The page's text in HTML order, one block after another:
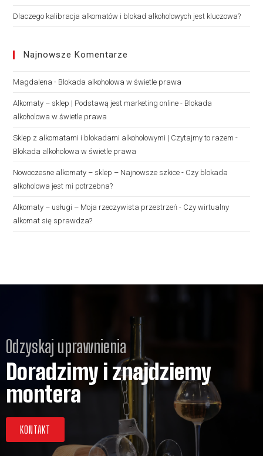
Dlaczego kalibracja alkomatów i blokad alkoholowych jest kluczowa?
Najnowsze Komentarze
Magdalena - Blokada alkoholowa w świetle prawa
Alkomaty – sklep | Podstawą jest marketing online - Blokada
alkoholowa w świetle prawa
Sklep z alkomatami i blokadami alkoholowymi | Czytajmy to razem -
Blokada alkoholowa w świetle prawa
Nowoczesne alkomaty – sklep – Najnowsze szkice - Czy blokada
alkoholowa jest mi potrzebna?
Alkomaty – usługi – Moja rzeczywista przestrzeń - Czy wirtualny
alkomat się sprawdza?
Odzyskaj uprawnienia
Doradzimy i znajdziemy
montera
KONTAKT